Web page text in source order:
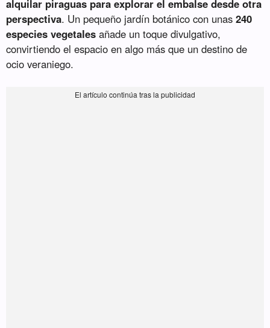
alquilar piraguas para explorar el embalse desde otra
perspectiva. Un pequeño jardín botánico con unas240
especies vegetales añade un toque divulgativo,
convirtiendo el espacio en algo más que un destino de
ocio veraniego.